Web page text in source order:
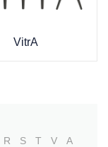
VitrA
R S T V
А